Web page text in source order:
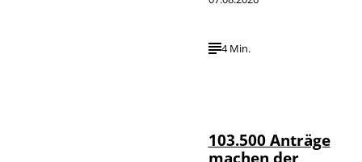
4 Min.
103.500 Anträge
machen der